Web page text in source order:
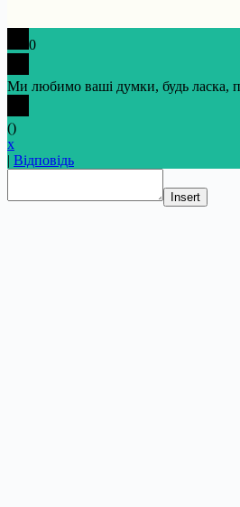
0
Ми любимо ваші думки, будь ласка,
()
x
| Відповідь
Insert